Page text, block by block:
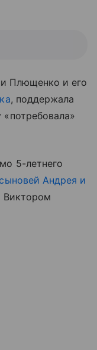
Плющенко и его
, поддержала
5-летнего
сыновей Андрея и
Виктором